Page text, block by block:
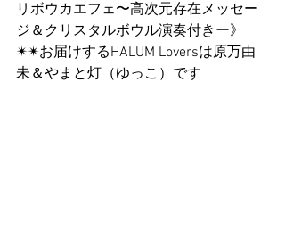
リボウカエフェ〜高次元存在メッセー
ジ＆クリスタルボウル演奏付きー》
✴︎✴︎お届けするHALUM Loversは原万由
未＆やまと灯（ゆっこ）です